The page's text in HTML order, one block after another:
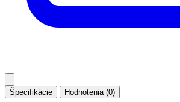
Špecifikácie Hodnotenia (0)